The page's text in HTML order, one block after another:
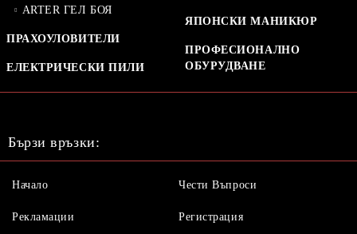
ARTER ГЕЛ БОЯ
ПРАХОУЛОВИТЕЛИ
ЕЛЕКТРИЧЕСКИ ПИЛИ
ЯПОНСКИ МАНИКЮР
ПРОФЕСИОНАЛНО
ОБУРУДВАНЕ
Бързи връзки:
Начало
Рекламации
Чести Въпроси
Регистрация